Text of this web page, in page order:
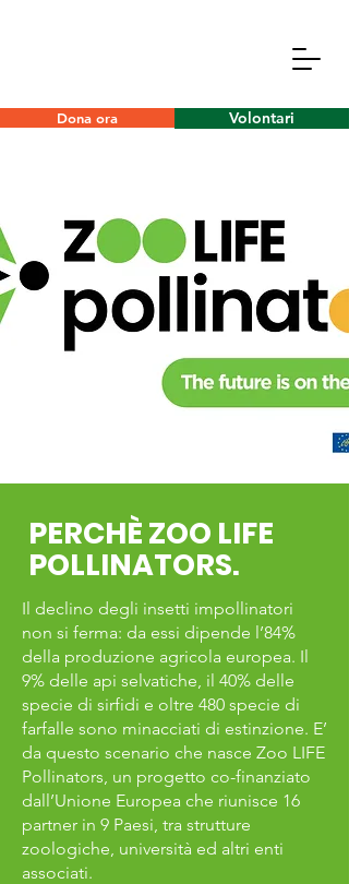
Volontari
Dona ora
PERCHÈ ZOO LIFE
POLLINATORS.
Il declino degli insetti impollinatori
non si ferma: da essi dipende l’84%
della produzione agricola europea. Il
9% delle api selvatiche, il 40% delle
specie di sirfidi e oltre 480 specie di
farfalle sono minacciati di estinzione. E’
da questo scenario che nasce Zoo LIFE
Pollinators, un progetto co-finanziato
dall’Unione Europea che riunisce 16
partner in 9 Paesi, tra strutture
zoologiche, università ed altri enti
associati.